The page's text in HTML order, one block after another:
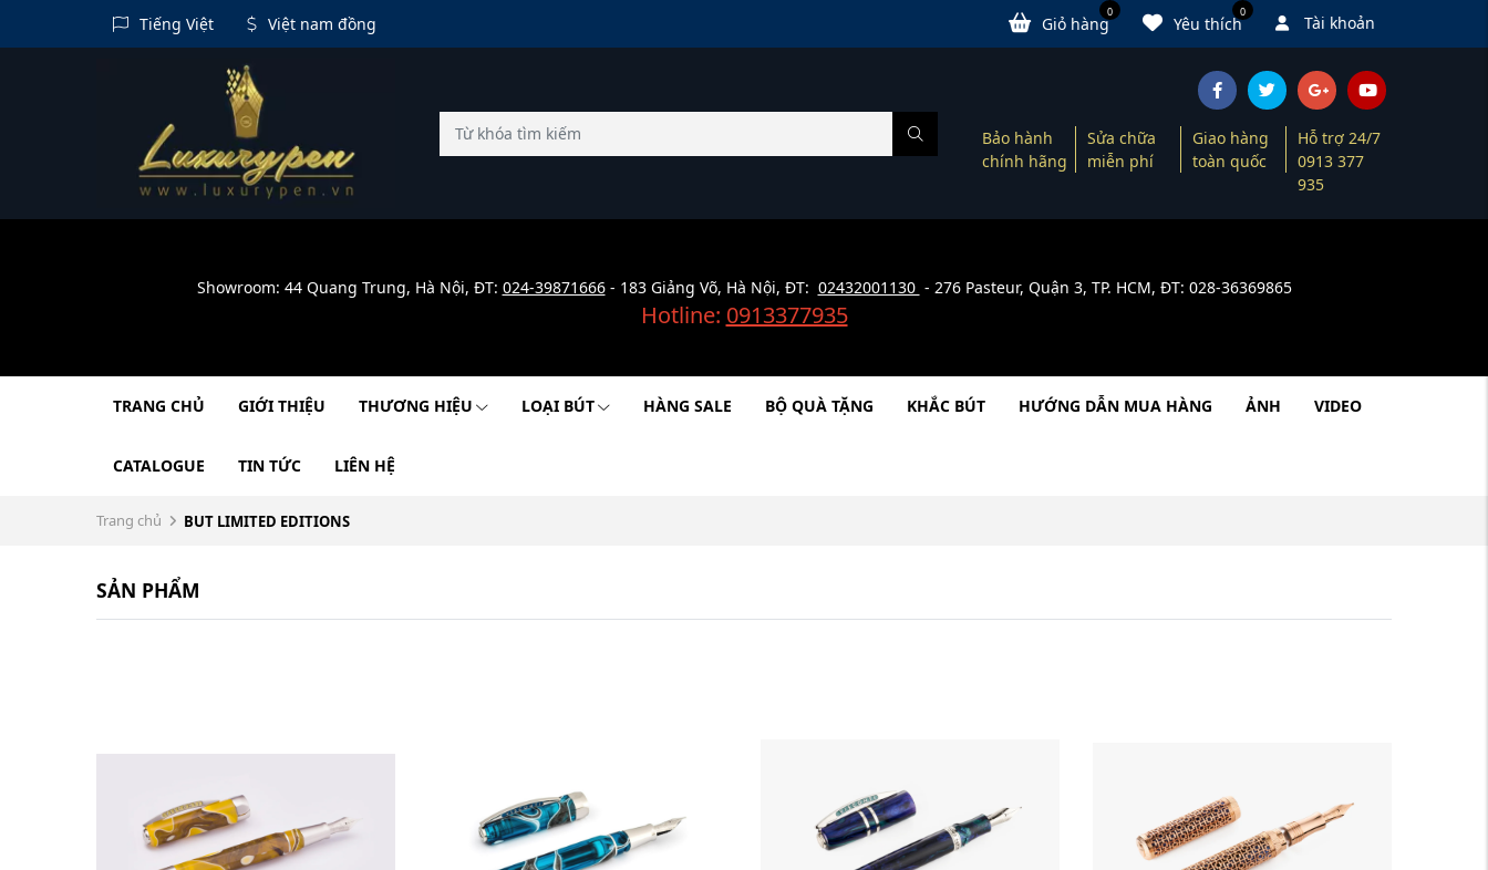
Tiếng Việt Việt nam đồng Tài khoản
0
Yêu thích
0
Giỏ hàng
Bảo hành
chính hãng
Sửa chữa
miễn phí
Giao hàng
toàn quốc
Hỗ trợ 24/7
0913 377
935
Showroom: 44 Quang Trung, Hà Nội, ĐT: 024-39871666- 183 Giảng Võ, Hà Nội, ĐT: 02432001130 - 276 Pasteur, Quận 3, TP. HCM, ĐT: 028-36369865
Hotline: 0913377935
TRANG CHỦ GIỚI THIỆU THƯƠNG HIỆU LOẠI BÚT HÀNG SALE BỘ QUÀ TẶNG KHẮC BÚT HƯỚNG DẪN MUA HÀNG ẢNH VIDEO
CATALOGUE TIN TỨC LIÊN HỆ
Trang chủ BUT LIMITED EDITIONS
SẢN PHẨM